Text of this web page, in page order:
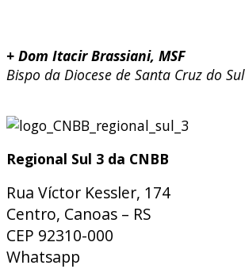
+ Dom Itacir Brassiani, MSF
Bispo da Diocese de Santa Cruz do Sul
Regional Sul 3 da CNBB
Rua Víctor Kessler, 174
Centro, Canoas – RS
CEP 92310-000
Whatsapp